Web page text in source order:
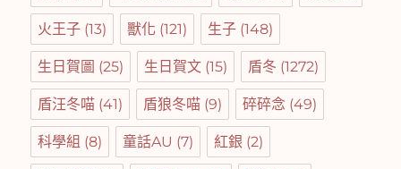
火王子 (13) 獸化 (121) 生子 (148)
生日賀圖 (25) 生日賀文 (15) 盾冬 (1272)
盾汪冬喵 (41) 盾狼冬喵 (9) 碎碎念 (49)
科學組 (8) 童話AU (7) 紅銀 (2)